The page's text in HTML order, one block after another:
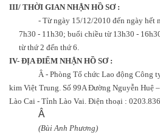
III/ THỜI GIAN NHẬN HỒ SƠ :
- Từ ngày 15/12/2010 đến ngày hết
7h30 - 11h30; buổi chiều từ 13h30 -
từ thứ 2 đến thứ 6.
IV- ĐỊA ĐIỂM NHẬN HỒ SƠ :
Â - Phòng Tổ chức Lao động Công
kim Việt Trung. Số 99A Đường Nguyễn Huệ
Lào Cai - Tỉnh Lào Vai. Điện thoại :
Â
(Bùi Anh Phương)